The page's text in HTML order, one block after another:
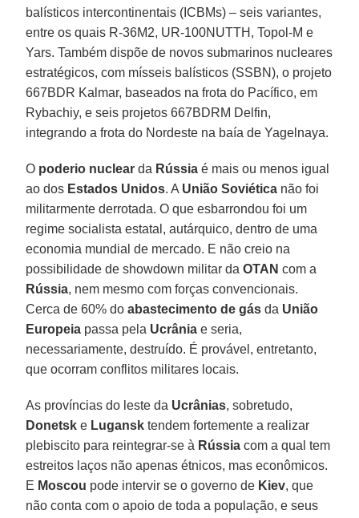
balísticos intercontinentais (ICBMs) – seis variantes,
entre os quais R-36M2, UR-100NUTTH, Topol-M e
Yars. Também dispõe de novos submarinos nucleares
estratégicos, com mísseis balísticos (SSBN), o projeto
667BDR Kalmar, baseados na frota do Pacífico, em
Rybachiy, e seis projetos 667BDRM Delfin,
integrando a frota do Nordeste na baía de Yagelnaya.
O poderio nuclear da Rússia é mais ou menos igual
ao dos Estados Unidos. A União Soviética não foi
militarmente derrotada. O que esbarrondou foi um
regime socialista estatal, autárquico, dentro de uma
economia mundial de mercado. E não creio na
possibilidade de showdown militar daOTAN com a
Rússia, nem mesmo com forças convencionais.
Cerca de 60% doabastecimento de gás da União
Europeia passa pela Ucrânia e seria,
necessariamente, destruído. É provável, entretanto,
que ocorram conflitos militares locais.
As províncias do leste da Ucrânias, sobretudo,
Donetsk e Lugansk tendem fortemente a realizar
plebiscito para reintegrar-se à Rússia com a qual tem
estreitos laços não apenas étnicos, mas econômicos.
E Moscou pode intervir se o governo de Kiev, que
não conta com o apoio de toda a população, e seus